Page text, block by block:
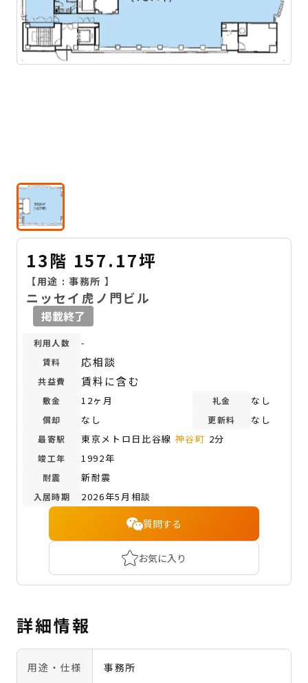
13階 157.17坪
【用途 :事務所 】
ニッセイ虎ノ門ビル
掲載終了
利用人数 -
賃料 応相談
共益費 賃料に含む
敷金 12ヶ月 礼金 なし
償却 なし 更新料 なし
最寄駅 東京メトロ日比谷線 神谷町 2分
竣工年 1992年
耐震 新耐震
入居時期 2026年5月相談
質問する
お気に入り
詳細情報
用途・仕様 事務所